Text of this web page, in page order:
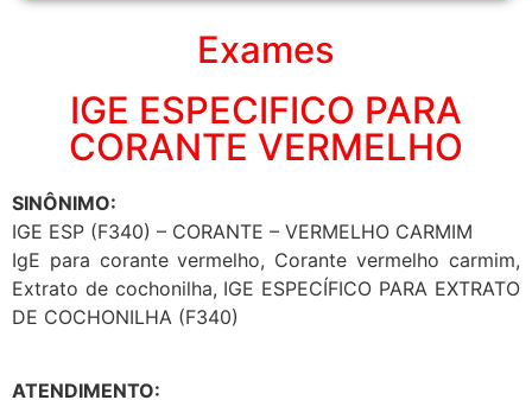
Exames
IGE ESPECIFICO PARA
CORANTE VERMELHO
SINÔNIMO:
IGE ESP (F340) – CORANTE – VERMELHO CARMIM
IgE para corante vermelho, Corante vermelho carmim,
Extrato de cochonilha, IGE ESPECÍFICO PARA EXTRATO
DE COCHONILHA (F340)
ATENDIMENTO: